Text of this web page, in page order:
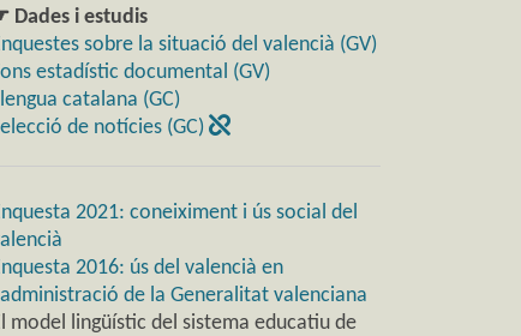
Dades i estudis
sobre la situació del valencià (GV)
estadístic documental (GV)
catalana (GC)
de notícies (GC)
2021: coneiximent i ús social del
2016: ús del valencià en
de la Generalitat valenciana
model lingüístic del sistema educatiu de